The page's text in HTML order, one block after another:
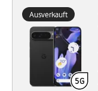
Ausverkauft